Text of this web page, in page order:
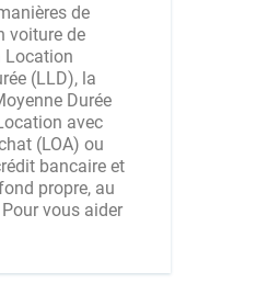
de
voiture de
Location
(LLD), la
Durée
avec
(LOA) ou
bancaire et
propre, au
vous aider